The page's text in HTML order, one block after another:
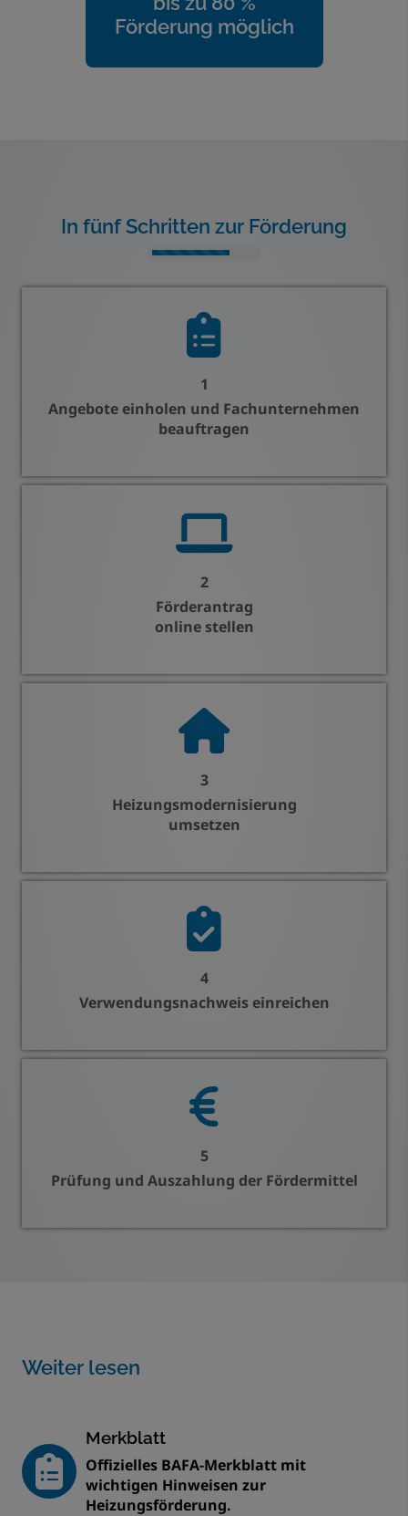
Förderung möglich
In fünf Schritten zur Förderung
1
Angebote einholen und Fachunternehmen
beauftragen
2
Förderantrag
online stellen
3
Heizungsmodernisierung
umsetzen
4
Verwendungsnachweis einreichen
5
Prüfung und Auszahlung der Fördermittel
Weiter lesen
Merkblatt
Offizielles BAFA-Merkblatt mit
wichtigen Hinweisen zur
Heizungsförderung.